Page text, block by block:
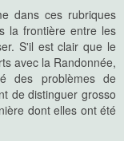
dans ces rubriques
la frontière entre les
S'il est clair que le
avec la Randonnée,
des problèmes de
de distinguer grosso
dont elles ont été